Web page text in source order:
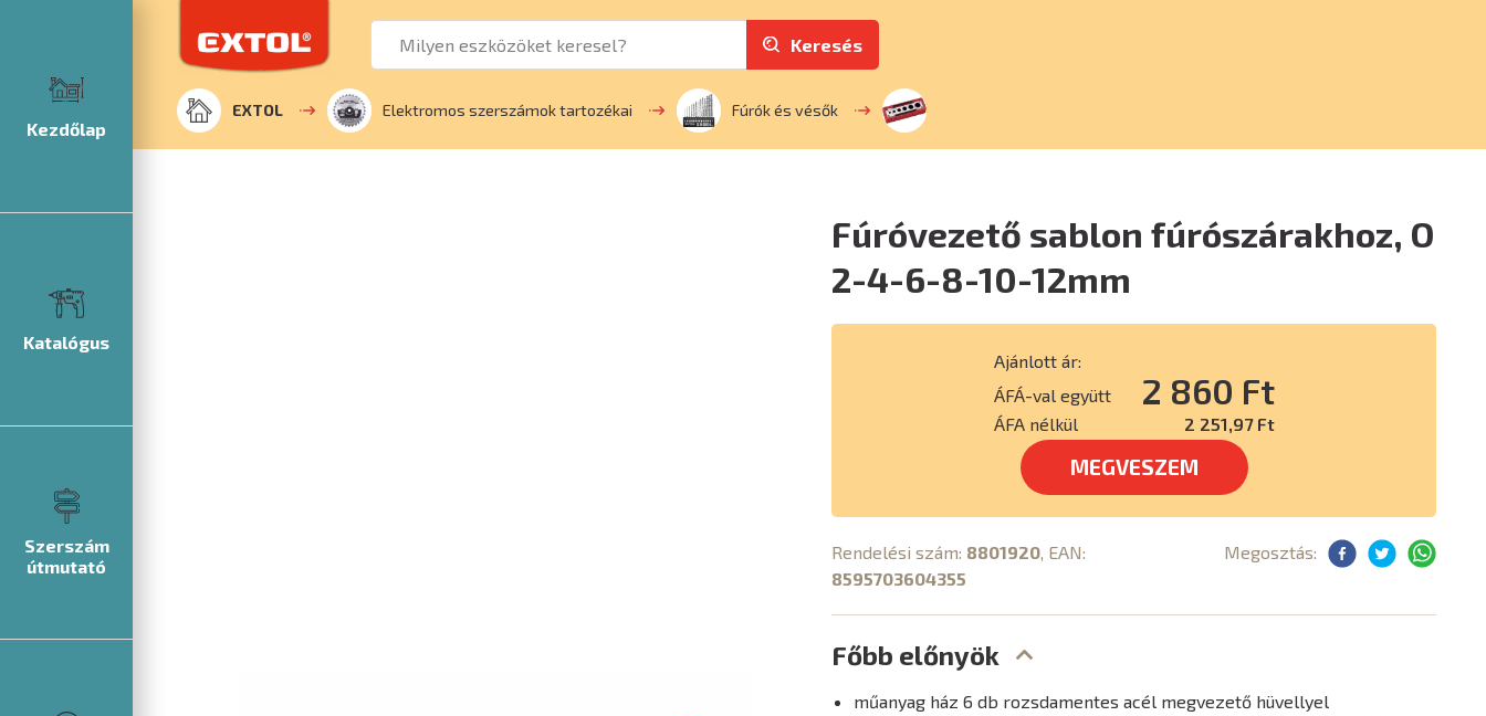
Kezdőlap
Katalógus
Szerszám
útmutató
Keresés
EXTOL Elektromos szerszámok tartozékai Fúrók és vésők
Fúróvezető sablon fúrószárakhoz, O
2-4-6-8-10-12mm
Ajánlott ár:
ÁFÁ-val együtt
2 860 Ft
ÁFA nélkül 2 251,97 Ft
MEGVESZEM
Rendelési szám: 8801920, EAN:
8595703604355
Megosztás:
Főbb előnyök
műanyag ház 6 db rozsdamentes acél megvezető hüvellyel